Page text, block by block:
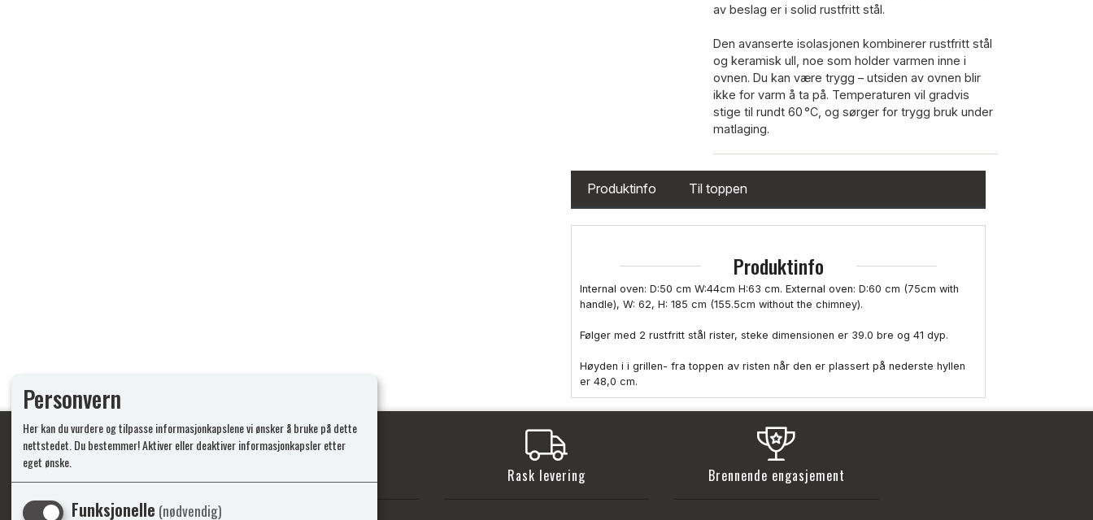
av beslag er i solid rustfritt stål.
Den avanserte isolasjonen kombinerer rustfritt stål
og keramisk ull, noe som holder varmen inne i
ovnen. Du kan være trygg – utsiden av ovnen blir
ikke for varm å ta på. Temperaturen vil gradvis
stige til rundt 60 °C, og sørger for trygg bruk under
matlaging.
Produktinfo Til toppen
Produktinfo
Internal oven: D:50 cm W:44cm H:63 cm. External oven: D:60 cm (75cm with
handle), W: 62, H: 185 cm (155.5cm without the chimney).
Følger med 2 rustfritt stål rister, steke dimensionen er 39.0 bre og 41 dyp.
Høyden i i grillen- fra toppen av risten når den er plassert på nederste hyllen
er 48,0 cm.
Rask levering Brennende engasjement
Personvern
Her kan du vurdere og tilpasse informasjonkapslene vi ønsker å bruke på dette
nettstedet. Du bestemmer! Aktiver eller deaktiver informasjonkapsler etter
eget ønske.
Funksjonelle (nødvendig)